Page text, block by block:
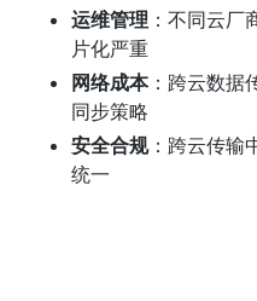
运维管理 ：不同云
片化严重
网络成本：跨云数据
同步策略
安全合规：跨云传输
统一